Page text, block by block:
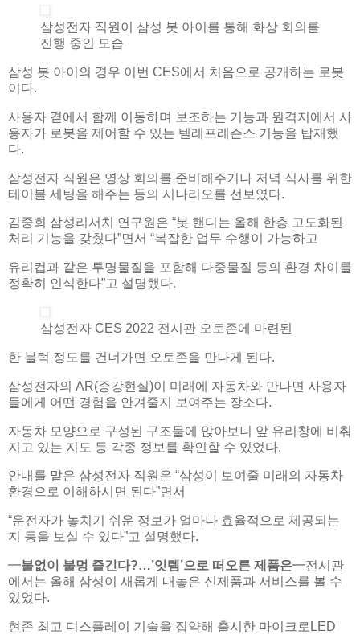
삼성전자 직원이 삼성 봇 아이를 통해 화상 회의를
진행 중인 모습
삼성 봇 아이의 경우 이번 CES에서 처음으로 공개하는 로봇
이다.
사용자 곁에서 함께 이동하며 보조하는 기능과 원격지에서 사
용자가 로봇을 제어할 수 있는 텔레프레즌스 기능을 탑재했
다.
삼성전자 직원은 영상 회의를 준비해주거나 저녁 식사를 위한
테이블 세팅을 해주는 등의 시나리오를 선보였다.
김중회 삼성리서치 연구원은 “봇 핸디는 올해 한층 고도화된
처리 기능을 갖췄다”면서 “복잡한 업무 수행이 가능하고
유리컵과 같은 투명물질을 포함해 다중물질 등의 환경 차이를
정확히 인식한다”고 설명했다.
삼성전자 CES 2022 전시관 오토존에 마련된
한 블럭 정도를 건너가면 오토존을 만나게 된다.
삼성전자의 AR(증강현실)이 미래에 자동차와 만나면 사용자
들에게 어떤 경험을 안겨줄지 보여주는 장소다.
자동차 모양으로 구성된 구조물에 앉아보니 앞 유리창에 비춰
지고 있는 지도 등 각종 정보를 확인할 수 있었다.
안내를 맡은 삼성전자 직원은 “삼성이 보여줄 미래의 자동차
환경으로 이해하시면 된다”면서
“운전자가 놓치기 쉬운 정보가 얼마나 효율적으로 제공되는
지 등을 보실 수 있다”고 설명했다.
━불없이 불멍 즐긴다?…’잇템’으로 떠오른 제품은━전시관
에서는 올해 삼성이 새롭게 내놓은 신제품과 서비스를 볼 수
있었다.
현존 최고 디스플레이 기술을 집약해 출시한 마이크로LED